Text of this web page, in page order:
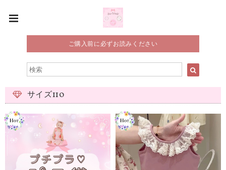
ご購入前に必ずお読みください
サイズ110